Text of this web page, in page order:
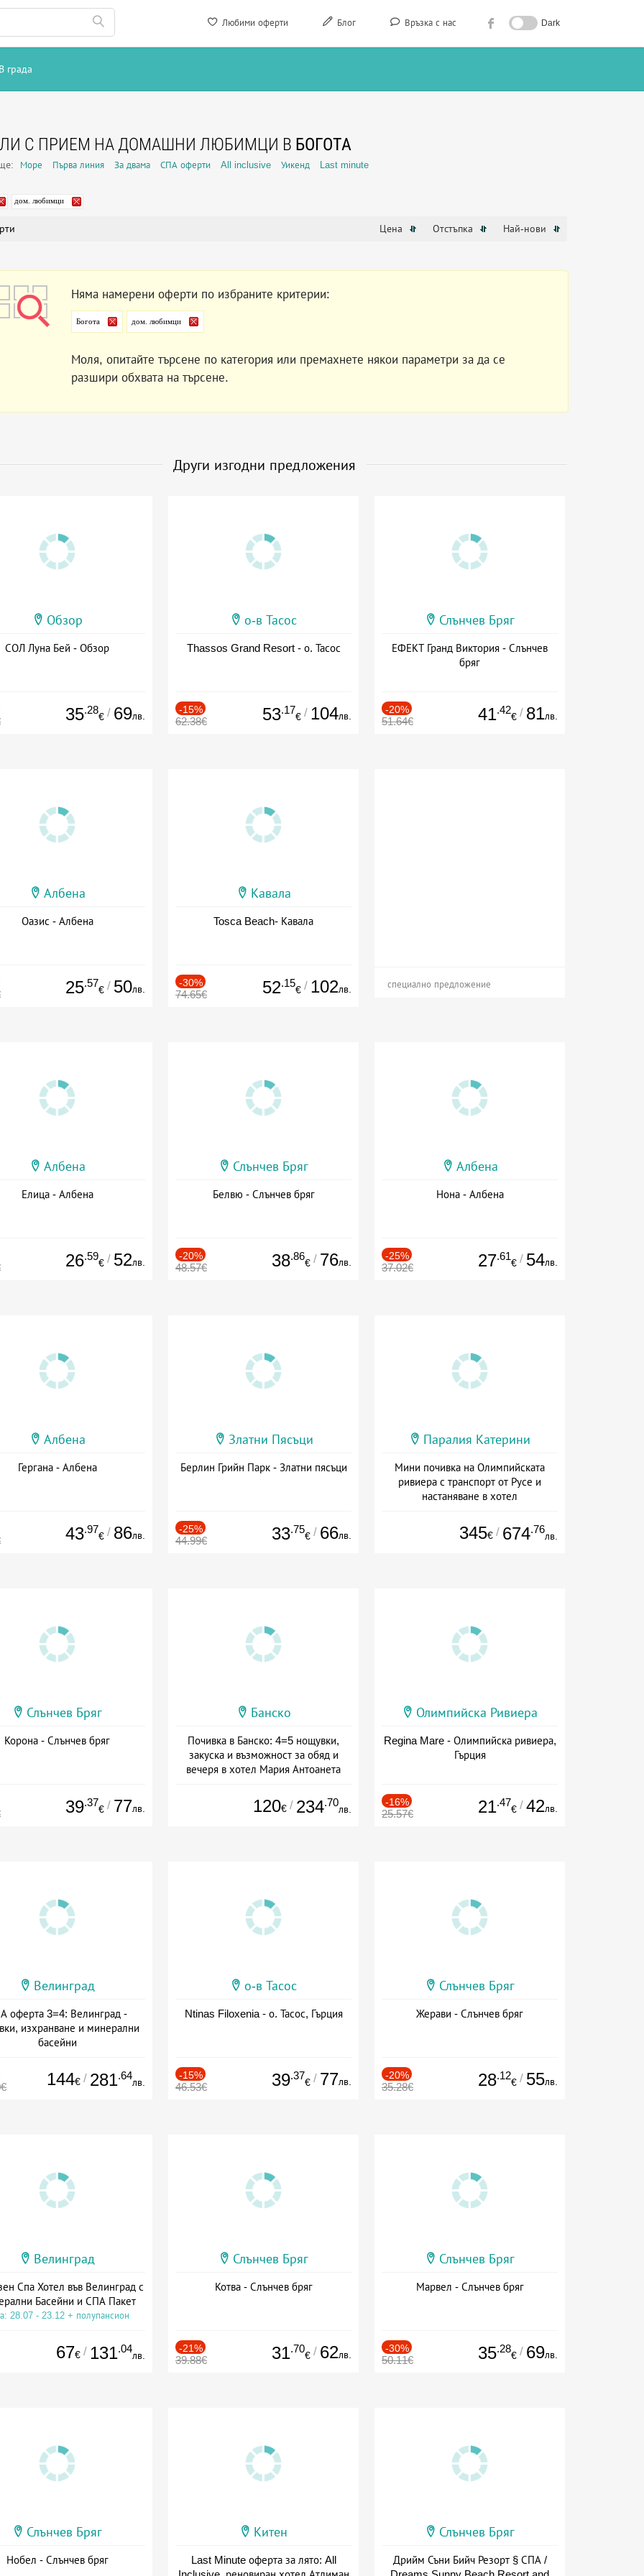
Любими оферти Блог Връзка с нас Dark
В града
С ПРИЕМ НА ДОМАШНИ ЛЮБИМЦИ В БОГОТА
Море Първа линия За двама СПА оферти All inclusive Уикенд Last minute
дом. любимци
Цена Отстъпка Най-нови
Няма намерени оферти по избраните критерии:
Богота дом. любимци
Моля, опитайте търсене по категория или премахнете някои параметри за да се
разшири обхвата на търсене.
Други изгодни предложения
Обзор
СОЛ Луна Бей - Обзор
35.28
€ / 69лв.
о-в Тасос
Thassos Grand Resort - о. Тасос
-15%
62.38€ 53.17
€ / 104лв.
Слънчев Бряг
ЕФЕКТ Гранд Виктория - Слънчев
бряг
-20%
51.64€ 41.42
€ / 81лв.
Албена
Оазис - Албена
25.57
€ / 50лв.
Кавала
Tosca Beach- Кавала
-30%
74.65€ 52.15
€ / 102лв. специално предложение
Албена
Елица - Албена
26.59
€ / 52лв.
Слънчев Бряг
Белвю - Слънчев бряг
-20%
48.57€ 38.86
€ / 76лв.
Албена
Нона - Албена
-25%
37.02€ 27.61
€ / 54лв.
Албена
Гергана - Албена
43.97
€ / 86лв.
Златни Пясъци
Берлин Грийн Парк - Златни пясъци
-25%
44.99€ 33.75
€ / 66лв.
Паралия Катерини
Мини почивка на Олимпийската
ривиера с транспорт от Русе и
настаняване в хотел
345€ / 674.76
лв.
Слънчев Бряг
Корона - Слънчев бряг
39.37
€ / 77лв.
Банско
Почивка в Банско: 4=5 нощувки,
закуска и възможност за обяд и
вечеря в хотел Мария Антоанета
120€ / 234.70
лв.
Олимпийска Ривиера
Regina Mare - Олимпийска ривиера,
Гърция
-16%
25.57€ 21.47
€ / 42лв.
Велинград
оферта 3=4: Велинград -
изхранване и минерални
басейни
144€ / 281.64
лв.
о-в Тасос
Ntinas Filoxenia - о. Тасос, Гърция
-15%
46.53€ 39.37
€ / 77лв.
Слънчев Бряг
Жерави - Слънчев бряг
-20%
35.28€ 28.12
€ / 55лв.
Велинград
Спа Хотел във Велинград с
Басейни и СПА Пакет
28.07 - 23.12 + полупансион
67€ / 131.04
лв.
Слънчев Бряг
Котва - Слънчев бряг
-21%
39.88€ 31.70
€ / 62лв.
Слънчев Бряг
Марвел - Слънчев бряг
-30%
50.11€ 35.28
€ / 69лв.
Слънчев Бряг
Нобел - Слънчев бряг
Китен
Last Minute оферта за лято: All
Слънчев Бряг
Дрийм Съни Бийч Резорт § СПА /